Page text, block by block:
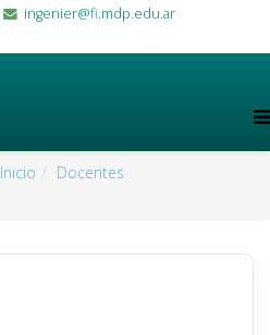
ingenier@fi.mdp.edu.ar
Inicio
Docentes